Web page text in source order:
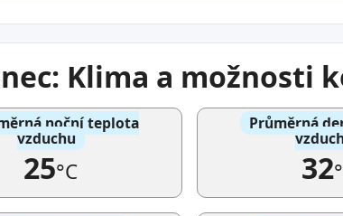
Klima a možnosti
noční teplota
vzduchu
25°C
Průměrná
32